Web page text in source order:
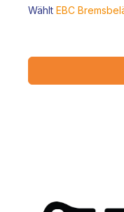
Wählt EBC